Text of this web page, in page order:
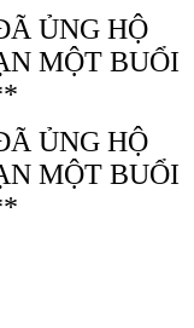
ỦNG HỘ
MỘT BUỔI
ỦNG HỘ
MỘT BUỔI